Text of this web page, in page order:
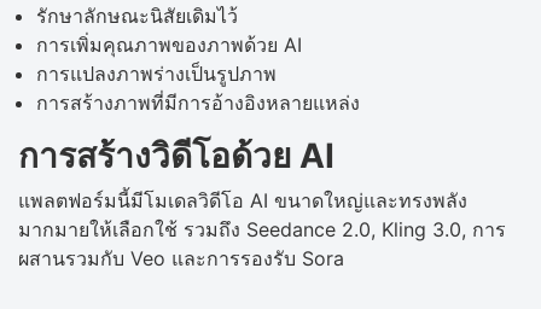
รักษาลักษณะนิสัยเดิมไว้
การเพิ่มคุณภาพของภาพด้วย AI
การแปลงภาพร่างเป็นรูปภาพ
การสร้างภาพที่มีการอ้างอิงหลายแหล่ง
การสร้างวิดีโอด้วย AI
แพลตฟอร์มนี้มีโมเดลวิดีโอ AI ขนาดใหญ่และทรงพลัง
มากมายให้เลือกใช้ รวมถึง Seedance 2.0, Kling 3.0, การ
ผสานรวมกับ Veo และการรองรับ Sora